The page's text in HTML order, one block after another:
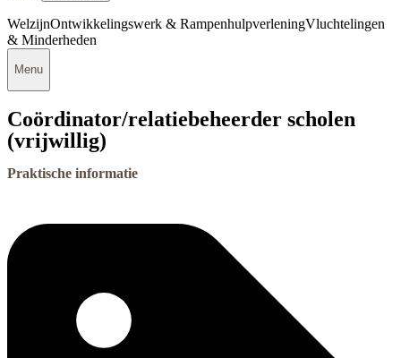
WelzijnOntwikkelingswerk & RampenhulpverleningVluchtelingen
& Minderheden
Menu
Coördinator/relatiebeheerder scholen
(vrijwillig)
Praktische informatie